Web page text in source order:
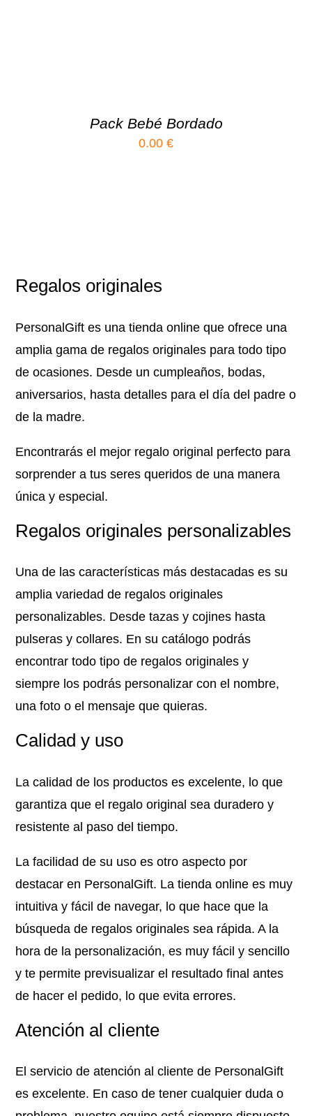
Pack Bebé Bordado
0.00 €
Regalos originales
PersonalGift es una tienda online que ofrece una
amplia gama de regalos originales para todo tipo
de ocasiones. Desde un cumpleaños, bodas,
aniversarios, hasta detalles para el día del padre o
de la madre.
Encontrarás el mejor regalo original perfecto para
sorprender a tus seres queridos de una manera
única y especial.
Regalos originales personalizables
Una de las características más destacadas es su
amplia variedad de regalos originales
personalizables. Desde tazas y cojines hasta
pulseras y collares. En su catálogo podrás
encontrar todo tipo de regalos originales y
siempre los podrás personalizar con el nombre,
una foto o el mensaje que quieras.
Calidad y uso
La calidad de los productos es excelente, lo que
garantiza que el regalo original sea duradero y
resistente al paso del tiempo.
La facilidad de su uso es otro aspecto por
destacar en PersonalGift. La tienda online es muy
intuitiva y fácil de navegar, lo que hace que la
búsqueda de regalos originales sea rápida. A la
hora de la personalización, es muy fácil y sencillo
y te permite previsualizar el resultado final antes
de hacer el pedido, lo que evita errores.
Atención al cliente
El servicio de atención al cliente de PersonalGift
es excelente. En caso de tener cualquier duda o